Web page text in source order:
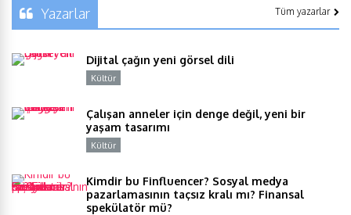
Yazarlar Tüm yazarlar
Dijital çağın yeni görsel dili
Kültür
Çalışan anneler için denge değil, yeni bir
yaşam tasarımı
Kültür
Kimdir bu Finfluencer? Sosyal medya
pazarlamasının taçsız kralı mı? Finansal
spekülatör mü?